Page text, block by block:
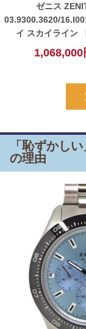
ゼニス
03.9300.3620/
イ スカイライン
1,068,000
「恥ずかし
の理由